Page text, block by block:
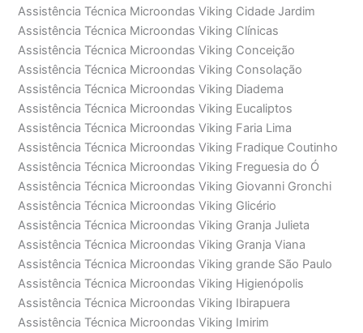
Assistência Técnica Microondas Viking Cidade Jardim
Assistência Técnica Microondas Viking Clínicas
Assistência Técnica Microondas Viking Conceição
Assistência Técnica Microondas Viking Consolação
Assistência Técnica Microondas Viking Diadema
Assistência Técnica Microondas Viking Eucaliptos
Assistência Técnica Microondas Viking Faria Lima
Assistência Técnica Microondas Viking Fradique Coutinho
Assistência Técnica Microondas Viking Freguesia do Ó
Assistência Técnica Microondas Viking Giovanni Gronchi
Assistência Técnica Microondas Viking Glicério
Assistência Técnica Microondas Viking Granja Julieta
Assistência Técnica Microondas Viking Granja Viana
Assistência Técnica Microondas Viking grande São Paulo
Assistência Técnica Microondas Viking Higienópolis
Assistência Técnica Microondas Viking Ibirapuera
Assistência Técnica Microondas Viking Imirim